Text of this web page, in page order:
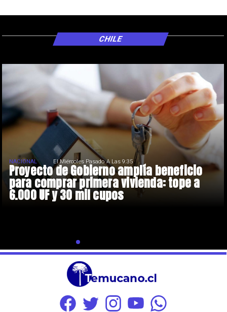
Proyecto de Gobierno amplía beneficio
para comprar primera vivienda: tope a
6.000 UF y 30 mil cupos
NACIONAL El Miércoles Pasado A Las 9:35
CHILE